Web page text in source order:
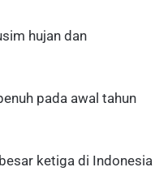
hujan dan
pada awal tahun
ketiga di Indonesia